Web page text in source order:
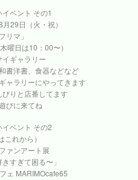
ベント その1
29日（火・祝）
リマ」
曜日は10：00〜）
ギャラリー
書洋書、食器などなど
ャラリーにやってきます
りと店番してます
びに来てね
イベント その2
これから）
ァンアート展
すぎて困る〜」
ェ MARIMOcafe65